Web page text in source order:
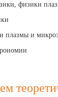
физики
плазмы и